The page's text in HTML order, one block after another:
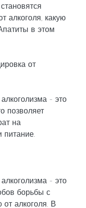
алкоголя, какую
в этом
от
- это
позволяет
на
питание.
- это
борьбы с
от алкоголя. В